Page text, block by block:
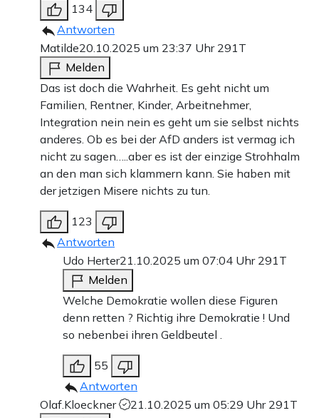
134
Antworten
Matilde20.10.2025 um 23:37 Uhr 291T
Melden
Das ist doch die Wahrheit. Es geht nicht um
Familien, Rentner, Kinder, Arbeitnehmer,
Integration nein nein es geht um sie selbst nichts
anderes. Ob es bei der AfD anders ist vermag ich
nicht zu sagen…..aber es ist der einzige Strohhalm
an den man sich klammern kann. Sie haben mit
der jetzigen Misere nichts zu tun.
123
Antworten
Udo Herter21.10.2025 um 07:04 Uhr 291T
Melden
Welche Demokratie wollen diese Figuren
denn retten ? Richtig ihre Demokratie ! Und
so nebenbei ihren Geldbeutel .
55
Antworten
Olaf.Kloeckner
21.10.2025 um 05:29 Uhr 291T